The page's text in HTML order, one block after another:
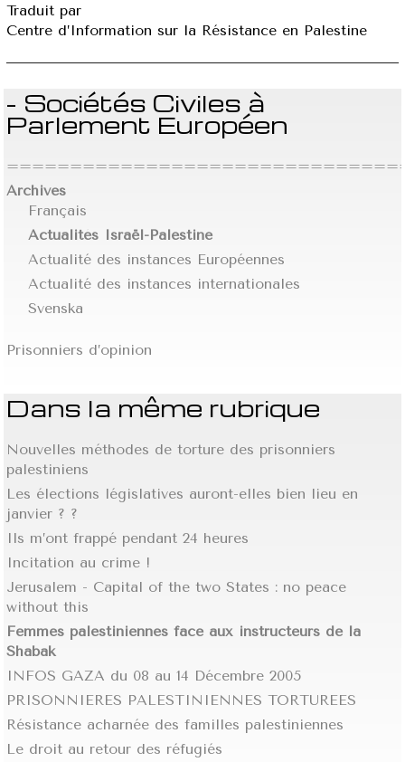
Traduit par
Centre d’Information sur la Résistance en Palestine
- Sociétés Civiles à
Parlement Européen
Archives
Français
Actualités Israël-Palestine
Actualité des instances Européennes
Actualité des instances internationales
Svenska
Prisonniers d’opinion
Dans la même rubrique
Nouvelles méthodes de torture des prisonniers
palestiniens
Les élections législatives auront-elles bien lieu en
janvier ? ?
Ils m’ont frappé pendant 24 heures
Incitation au crime !
Jerusalem - Capital of the two States : no peace
without this
Femmes palestiniennes face aux instructeurs de la
Shabak
INFOS GAZA du 08 au 14 Décembre 2005
PRISONNIERES PALESTINIENNES TORTUREES
Résistance acharnée des familles palestiniennes
Le droit au retour des réfugiés